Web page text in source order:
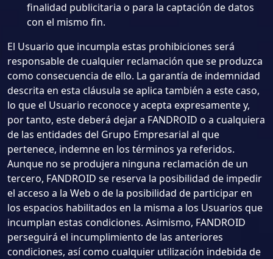
finalidad publicitaria o para la captación de datos
con el mismo fin.
El Usuario que incumpla estas prohibiciones será
responsable de cualquier reclamación que se produzca
como consecuencia de ello. La garantía de indemnidad
descrita en esta cláusula se aplica también a este caso,
lo que el Usuario reconoce y acepta expresamente y,
por tanto, este deberá dejar a FANDROID o a cualquiera
de las entidades del Grupo Empresarial al que
pertenece, indemne en los términos ya referidos.
Aunque no se produjera ninguna reclamación de un
tercero, FANDROID se reserva la posibilidad de impedir
el acceso a la Web o de la posibilidad de participar en
los espacios habilitados en la misma a los Usuarios que
incumplan estas condiciones. Asimismo, FANDROID
perseguirá el incumplimiento de las anteriores
condiciones, así como cualquier utilización indebida de